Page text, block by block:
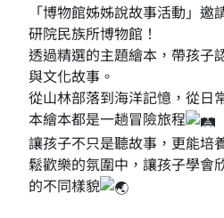
「博物館姊姊說故事活動」
研院民族所博物館！
透過精選的主題繪本，帶孩子
與文化故事。
從山林部落到海洋記憶，從日
本繪本都是一趟冒險旅程
讓孩子不只是聽故事，更能培
鬆歡樂的氛圍中，讓孩子學會
的不同樣貌